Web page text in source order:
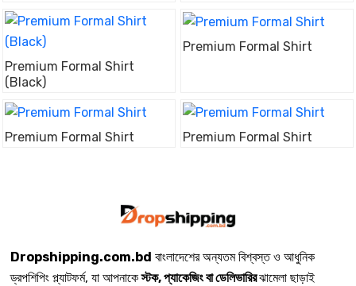
Premium Formal Shirt
(Black)
Premium Formal Shirt
Premium Formal Shirt Premium Formal Shirt
Dropshipping.com.bd বাংলাদেশের অন্যতম বিশ্বস্ত ও আধুনিক
ড্রপশিপিং প্ল্যাটফর্ম, যা আপনাকেস্টক, প্যাকেজিং বা ডেলিভারিরঝামেলা ছাড়াই